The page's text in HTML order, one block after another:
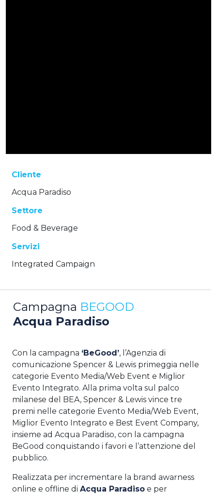
Cliente
Acqua Paradiso
Settore
Food & Beverage
Servizi
Integrated Campaign
Campagna BEGOOD
Acqua Paradiso
Con la campagna ‘BeGood’, l’Agenzia di
comunicazione Spencer & Lewis primeggia nelle
categorie Evento Media/Web Event e Miglior
Evento Integrato. Alla prima volta sul palco
milanese del BEA, Spencer & Lewis vince tre
premi nelle categorie Evento Media/Web Event,
Miglior Evento Integrato e Best Event Company,
insieme ad Acqua Paradiso, con la campagna
BeGood conquistando i favori e l’attenzione del
pubblico.
Realizzata per incrementare la brand awarness
online e offline di Acqua Paradiso e per